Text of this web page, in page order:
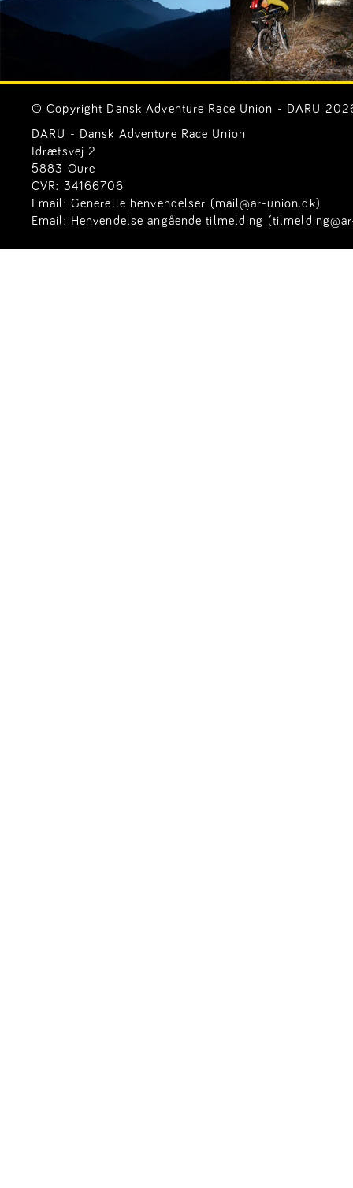
© Copyright Dansk Adventure Race Union - DARU
DARU - Dansk Adventure Race Union
Idrætsvej 2
5883 Oure
CVR: 34166706
Email: Generelle henvendelser (mail@ar-union.dk)
Email: Henvendelse angående tilmelding